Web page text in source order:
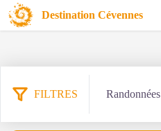
Destination Cévennes
FILTRES Randonnées